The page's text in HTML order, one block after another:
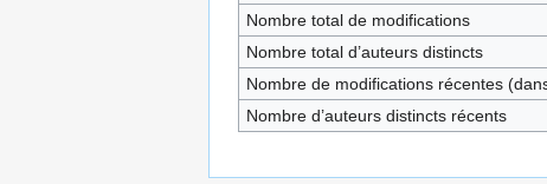
Nombre total de modifications
Nombre total d’auteurs distincts
Nombre de modifications récentes
Nombre d’auteurs distincts récents